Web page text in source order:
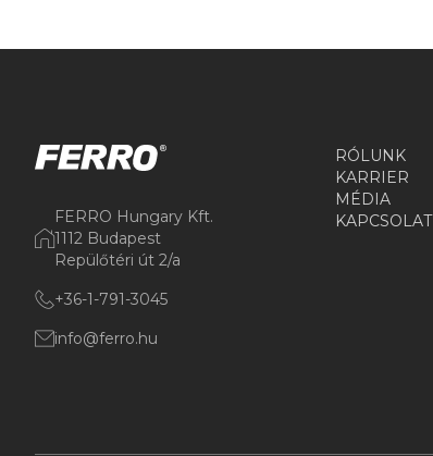
FERRO Hungary Kft.
1112 Budapest
Repülőtéri út 2/a
+36-1-791-3045
info@ferro.hu
RÓLUNK
KARRIER
MÉDIA
KAPCSOLAT